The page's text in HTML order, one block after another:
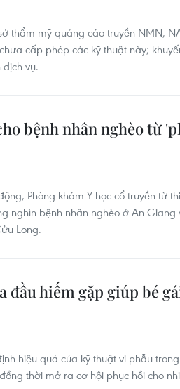
thẩm mỹ quảng cáo truyền NMN,
cấp phép các kỹ thuật này;
vụ.
bệnh nhân nghèo từ
Phòng khám Y học cổ truyền từ
nghìn bệnh nhân nghèo ở An Giang
Long.
đầu hiếm gặp giúp bé
hiệu quả của kỹ thuật vi phẫu
thời mở ra cơ hội phục hồi cho